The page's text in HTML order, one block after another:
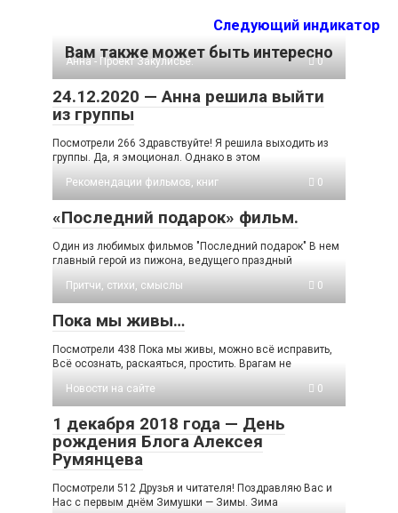
Следующий индикатор
Вам также может быть интересно
Анна - Проект Закулисье. 0
24.12.2020 — Анна решила выйти
из группы
Посмотрели 266 Здравствуйте! Я решила выходить из
группы. Да, я эмоционал. Однако в этом
Рекомендации фильмов, книг
0
«Последний подарок» фильм.
Один из любимых фильмов "Последний подарок" В нем
главный герой из пижона, ведущего праздный
Притчи, стихи, смыслы
0
Пока мы живы…
Посмотрели 438 Пока мы живы, можно всё исправить,
Всё осознать, раскаяться, простить. Врагам не
Новости на сайте
0
1 декабря 2018 года — День
рождения Блога Алексея
Румянцева
Посмотрели 512 Друзья и читателя! Поздравляю Вас и
Нас с первым днём Зимушки — Зимы. Зима